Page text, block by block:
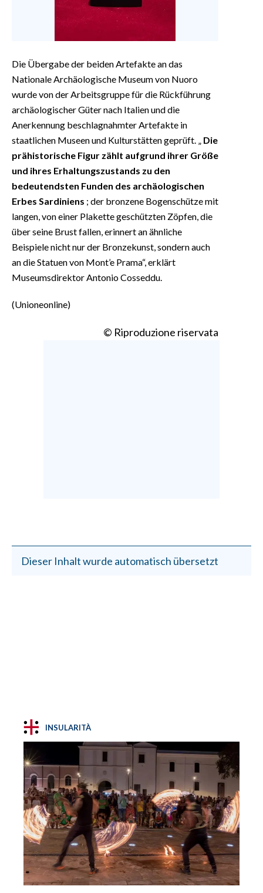
Die Übergabe der beiden Artefakte an das
Nationale Archäologische Museum von Nuoro
wurde von der Arbeitsgruppe für die Rückführung
archäologischer Güter nach Italien und die
Anerkennung beschlagnahmter Artefakte in
staatlichen Museen und Kulturstätten geprüft. „ Die
prähistorische Figur zählt aufgrund ihrer Größe
und ihres Erhaltungszustands zu den
bedeutendsten Funden des archäologischen
Erbes Sardiniens ; der bronzene Bogenschütze mit
langen, von einer Plakette geschützten Zöpfen, die
über seine Brust fallen, erinnert an ähnliche
Beispiele nicht nur der Bronzekunst, sondern auch
an die Statuen von Mont’e Prama“, erklärt
Museumsdirektor Antonio Cosseddu.
(Unioneonline)
© Riproduzione riservata
Dieser Inhalt wurde automatisch übersetzt
INSULARITÀ